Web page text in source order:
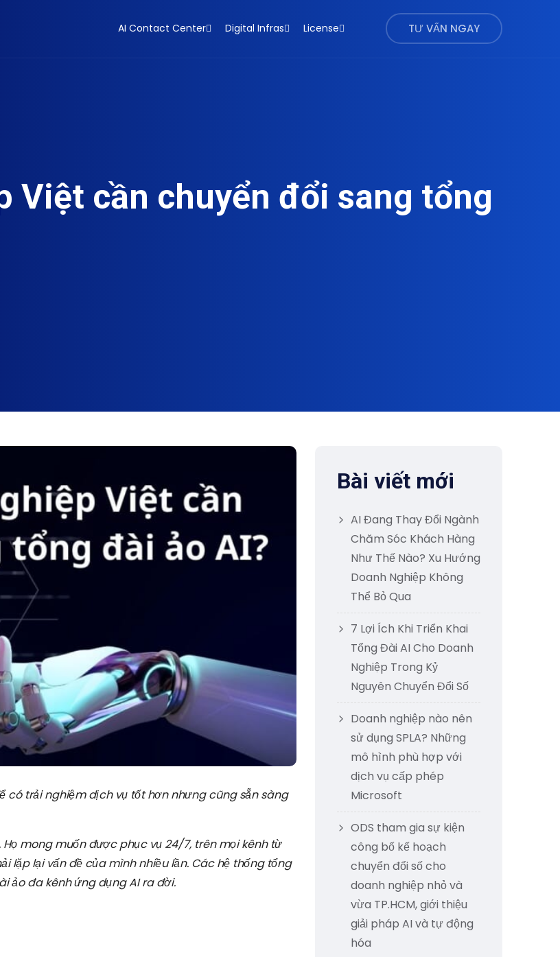
AI Contact Center Digital Infras License TƯ VẤN NGAY
Việt cần chuyển đổi sang tổng
có trải nghiệm dịch vụ tốt hơn nhưng cũng sẵn sàng
mong muốn được phục vụ 24/7, trên mọi kênh từ
lặp lại vấn đề của mình nhiều lần. Các hệ thống tổng
ảo đa kênh ứng dụng AI ra đời.
Bài viết mới
AI Đang Thay Đổi Ngành
Chăm Sóc Khách Hàng
Như Thế Nào? Xu Hướng
Doanh Nghiệp Không
Thể Bỏ Qua
7 Lợi Ích Khi Triển Khai
Tổng Đài AI Cho Doanh
Nghiệp Trong Kỷ
Nguyên Chuyển Đổi Số
Doanh nghiệp nào nên
sử dụng SPLA? Những
mô hình phù hợp với
dịch vụ cấp phép
Microsoft
ODS tham gia sự kiện
công bố kế hoạch
chuyển đổi số cho
doanh nghiệp nhỏ và
vừa TP.HCM, giới thiệu
giải pháp AI và tự động
hóa